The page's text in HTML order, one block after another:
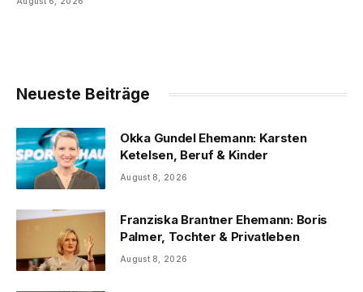
Neueste Beiträge
Okka Gundel Ehemann: Karsten
Ketelsen, Beruf & Kinder
August 8, 2026
Franziska Brantner Ehemann: Boris
Palmer, Tochter & Privatleben
August 8, 2026